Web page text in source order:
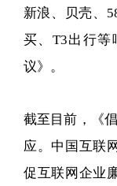
新浪、贝壳、
买、T3出行等
议》。
截至目前，《
应。中国互联
促互联网企业